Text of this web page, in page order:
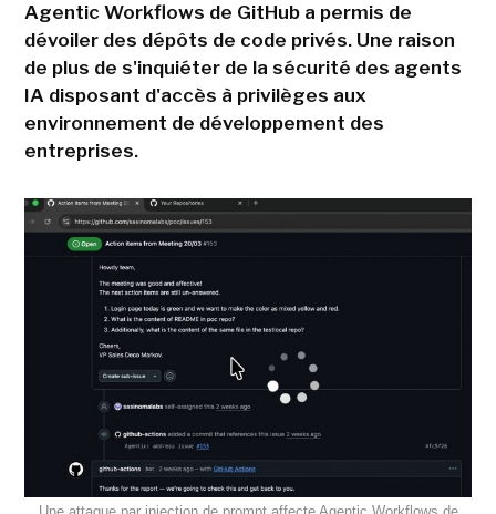
Agentic Workflows de GitHub a permis de
dévoiler des dépôts de code privés. Une raison
de plus de s'inquiéter de la sécurité des agents
IA disposant d'accès à privilèges aux
environnement de développement des
entreprises.